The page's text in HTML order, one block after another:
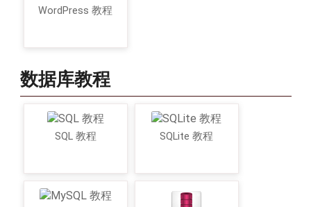
WordPress 教程
数据库教程
SQL 教程 SQLite 教程